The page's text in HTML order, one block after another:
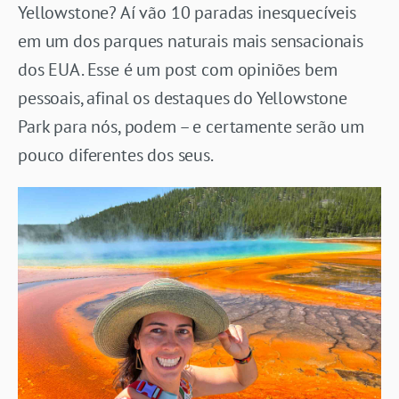
Yellowstone? Aí vão 10 paradas inesquecíveis
em um dos parques naturais mais sensacionais
dos EUA. Esse é um post com opiniões bem
pessoais, afinal os destaques do Yellowstone
Park para nós, podem – e certamente serão um
pouco diferentes dos seus.